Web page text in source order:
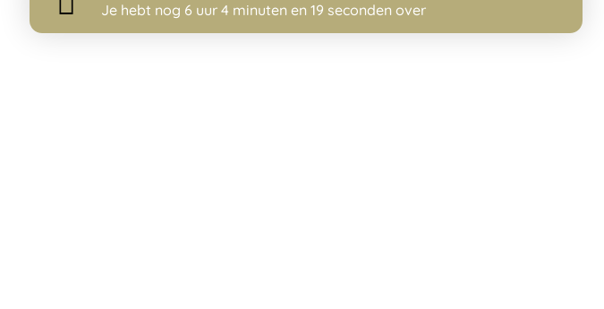
Je hebt nog 6 uur 4 minuten en 18 seconden over